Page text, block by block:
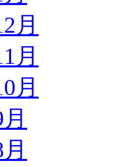
月
月
月